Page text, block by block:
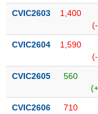
CVIC2603 1,400
CVIC2604 1,590
CVIC2605 560
CVIC2606 710
giả
(-)
phân
tích